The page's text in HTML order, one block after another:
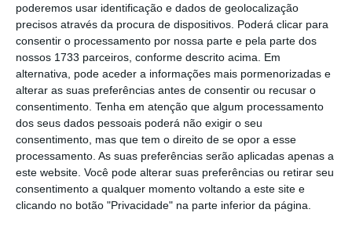
poderemos usar identificação e dados de geolocalização
precisos através da procura de dispositivos. Poderá clicar para
consentir o processamento por nossa parte e pela parte dos
nossos 1733 parceiros, conforme descrito acima. Em
alternativa, pode aceder a informações mais pormenorizadas e
alterar as suas preferências antes de consentir ou recusar o
consentimento. Tenha em atenção que algum processamento
dos seus dados pessoais poderá não exigir o seu
consentimento, mas que tem o direito de se opor a esse
processamento. As suas preferências serão aplicadas apenas a
este website. Você pode alterar suas preferências ou retirar seu
consentimento a qualquer momento voltando a este site e
clicando no botão "Privacidade" na parte inferior da página.
localpelo menos uma vez e que ovalor
médio total por estadia e por pessoa seja de
737 euros. O valor médio total engloba gastos
médios de 354 euros com a reserva de
alojamento local e de 383 euros com outras
despesas durante a estadia, como
alimentação e transportes, que implicam “um
gasto direto no comércio local e um impacto
positivo na economia nacional”, frisa o
estudo.